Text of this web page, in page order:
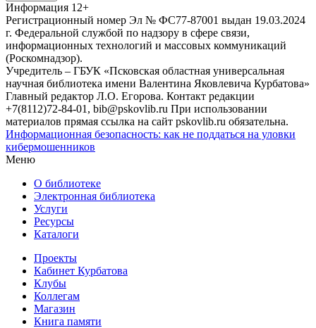
Информация 12+
Регистрационный номер Эл № ФС77-87001 выдан 19.03.2024
г. Федеральной службой по надзору в сфере связи,
информационных технологий и массовых коммуникаций
(Роскомнадзор).
Учредитель – ГБУК «Псковская областная универсальная
научная библиотека имени Валентина Яковлевича Курбатова»
Главный редактор Л.О. Егорова. Контакт редакции
+7(8112)72-84-01, bib@pskovlib.ru При использовании
материалов прямая ссылка на сайт pskovlib.ru обязательна.
Информационная безопасность: как не поддаться на уловки
кибермошенников
Меню
О библиотеке
Электронная библиотека
Услуги
Ресурсы
Каталоги
Проекты
Кабинет Курбатова
Клубы
Коллегам
Магазин
Книга памяти